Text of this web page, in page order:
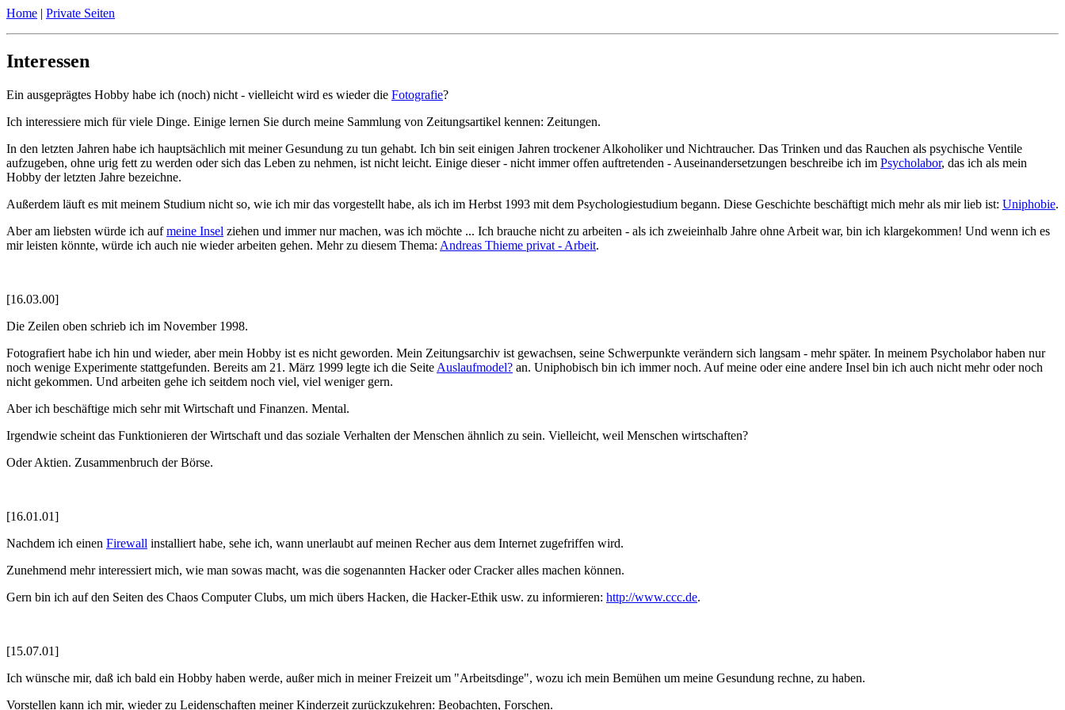
Home | Private Seiten
Interessen
Ein ausgeprägtes Hobby habe ich (noch) nicht - vielleicht wird es wieder die Fotografie?
Ich interessiere mich für viele Dinge. Einige lernen Sie durch meine Sammlung von Zeitungsartikel kennen: Zeitungen.
In den letzten Jahren habe ich hauptsächlich mit meiner Gesundung zu tun gehabt. Ich bin seit einigen Jahren trockener Alkoholiker und Nichtraucher. Das Trinken und das Rauchen als psychische Ventile
aufzugeben, ohne urig fett zu werden oder sich das Leben zu nehmen, ist nicht leicht. Einige dieser - nicht immer offen auftretenden - Auseinandersetzungen beschreibe ich im Psycholabor, das ich als mein
Hobby der letzten Jahre bezeichne.
Außerdem läuft es mit meinem Studium nicht so, wie ich mir das vorgestellt habe, als ich im Herbst 1993 mit dem Psychologiestudium begann. Diese Geschichte beschäftigt mich mehr als mir lieb ist: Uniphobie.
Aber am liebsten würde ich aufmeine Insel ziehen und immer nur machen, was ich möchte ... Ich brauche nicht zu arbeiten - als ich zweieinhalb Jahre ohne Arbeit war, bin ich klargekommen! Und wenn ich es
mir leisten könnte, würde ich auch nie wieder arbeiten gehen. Mehr zu diesem Thema: Andreas Thieme privat - Arbeit.
[16.03.00]
Die Zeilen oben schrieb ich im November 1998.
Fotografiert habe ich hin und wieder, aber mein Hobby ist es nicht geworden. Mein Zeitungsarchiv ist gewachsen, seine Schwerpunkte verändern sich langsam - mehr später. In meinem Psycholabor haben nur
noch wenige Experimente stattgefunden. Bereits am 21. März 1999 legte ich die Seite Auslaufmodel? an. Uniphobisch bin ich immer noch. Auf meine oder eine andere Insel bin ich auch nicht mehr oder noch
nicht gekommen. Und arbeiten gehe ich seitdem noch viel, viel weniger gern.
Aber ich beschäftige mich sehr mit Wirtschaft und Finanzen. Mental.
Irgendwie scheint das Funktionieren der Wirtschaft und das soziale Verhalten der Menschen ähnlich zu sein. Vielleicht, weil Menschen wirtschaften?
Oder Aktien. Zusammenbruch der Börse.
[16.01.01]
Nachdem ich einen Firewall installiert habe, sehe ich, wann unerlaubt auf meinen Recher aus dem Internet zugefriffen wird.
Zunehmend mehr interessiert mich, wie man sowas macht, was die sogenannten Hacker oder Cracker alles machen können.
Gern bin ich auf den Seiten des Chaos Computer Clubs, um mich übers Hacken, die Hacker-Ethik usw. zu informieren: http://www.ccc.de.
[15.07.01]
Ich wünsche mir, daß ich bald ein Hobby haben werde, außer mich in meiner Freizeit um "Arbeitsdinge", wozu ich mein Bemühen um meine Gesundung rechne, zu haben.
Vorstellen kann ich mir, wieder zu Leidenschaften meiner Kinderzeit zurückzukehren: Beobachten, Forschen.